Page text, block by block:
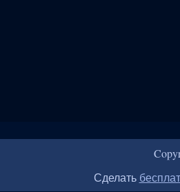
Сделать